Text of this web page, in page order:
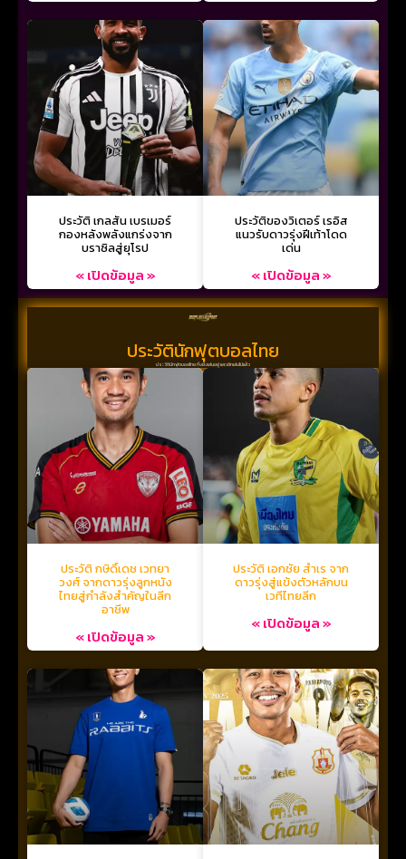
ประวัติ เกลสัน เบรเมอร์
กองหลังพลังแกร่งจาก
บราซิลสู่ยุโรป
« เปิดข้อมูล »
ประวัติของวิเตอร์ เรอิส
แนวรับดาวรุ่งฝีเท้าโดด
เด่น
« เปิดข้อมูล »
ประวัตินักฟุตบอลไทย
ประวัตินักฟุตบอลไทย ทั้งยังเล่นอยู่ และเลิกเล่นไปแล้ว
ประวัติ กษิดิ์เดช เวทยา
วงศ์ จากดาวรุ่งลูกหนัง
ไทยสู่กำลังสำคัญในลีก
อาชีพ
« เปิดข้อมูล »
ประวัติ เอกชัย สำเร จาก
ดาวรุ่งสู่แข้งตัวหลักบน
เวทีไทยลีก
« เปิดข้อมูล »